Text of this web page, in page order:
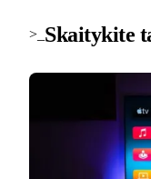
>_ Skaitykite